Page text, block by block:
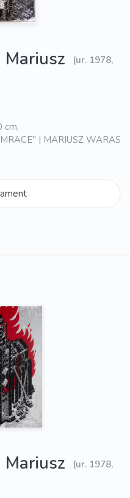
Mariusz
(ur. 1978,
cm,
| MARIUSZ WARAS
Mariusz
(ur. 1978,